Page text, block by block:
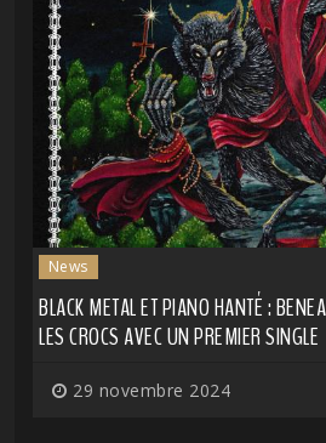
News
BLACK METAL ET PIANO HANTÉ :
LES CROCS AVEC UN PREMIER SINGLE
29 novembre 2024